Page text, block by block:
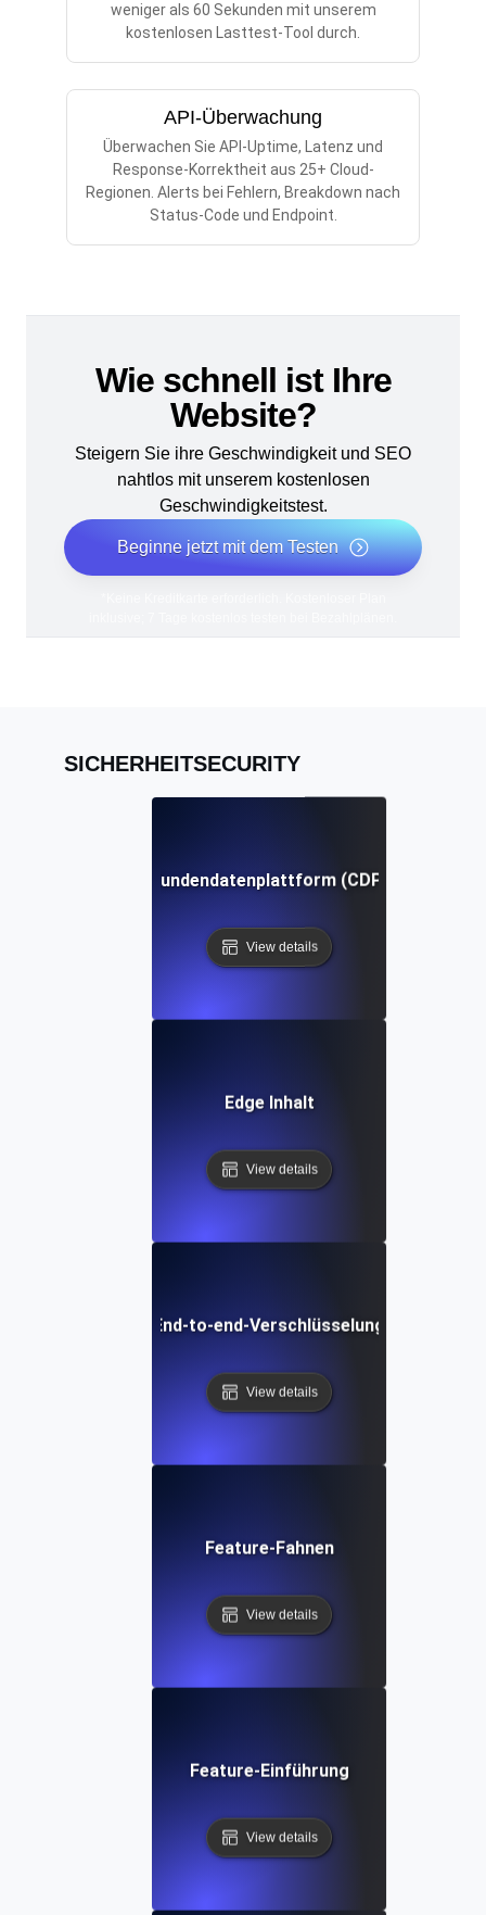
weniger als 60 Sekunden mit unserem
kostenlosen Lasttest-Tool durch.
API-Überwachung
Überwachen Sie API-Uptime, Latenz und
Response-Korrektheit aus 25+ Cloud-
Regionen. Alerts bei Fehlern, Breakdown nach
Status-Code und Endpoint.
Wie schnell ist Ihre
Website?
Steigern Sie ihre Geschwindigkeit und SEO
nahtlos mit unserem kostenlosen
Geschwindigkeitstest.
Beginne jetzt mit dem Testen
SICHERHEITSECURITY
Kundendatenplattform (CDP)
View details
Edge Inhalt
View details
End-to-end-Verschlüsselung
View details
Feature-Fahnen
View details
Feature-Einführung
View details